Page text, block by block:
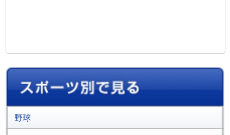
野球